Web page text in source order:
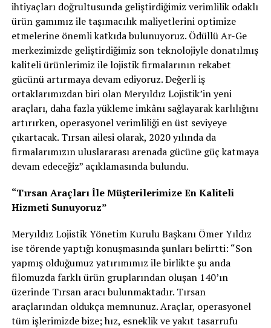
ihtiyaçları doğrultusunda geliştirdiğimiz verimlilik odaklı
ürün gamımız ile taşımacılık maliyetlerini optimize
etmelerine önemli katkıda bulunuyoruz. Ödüllü Ar-Ge
merkezimizde geliştirdiğimiz son teknolojiyle donatılmış
kaliteli ürünlerimiz ile lojistik firmalarının rekabet
gücünü artırmaya devam ediyoruz. Değerli iş
ortaklarımızdan biri olan Meryıldız Lojistik’in yeni
araçları, daha fazla yükleme imkânı sağlayarak karlılığını
artırırken, operasyonel verimliliği en üst seviyeye
çıkartacak. Tırsan ailesi olarak, 2020 yılında da
firmalarımızın uluslararası arenada gücüne güç katmaya
devam edeceğiz” açıklamasında bulundu.
“Tırsan Araçları İle Müşterilerimize En Kaliteli
Hizmeti Sunuyoruz”
Meryıldız Lojistik Yönetim Kurulu Başkanı Ömer Yıldız
ise törende yaptığı konuşmasında şunları belirtti: “Son
yapmış olduğumuz yatırımımız ile birlikte şu anda
filomuzda farklı ürün gruplarından oluşan 140’ın
üzerinde Tırsan aracı bulunmaktadır. Tırsan
araçlarından oldukça memnunuz. Araçlar, operasyonel
tüm işlerimizde bize; hız, esneklik ve yakıt tasarrufu